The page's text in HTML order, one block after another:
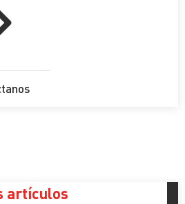
artículos